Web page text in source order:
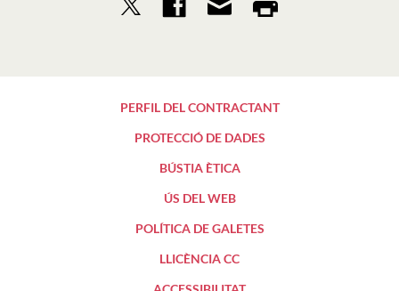
PERFIL DEL CONTRACTANT
PROTECCIÓ DE DADES
BÚSTIA ÈTICA
ÚS DEL WEB
POLÍTICA DE GALETES
LLICÈNCIA CC